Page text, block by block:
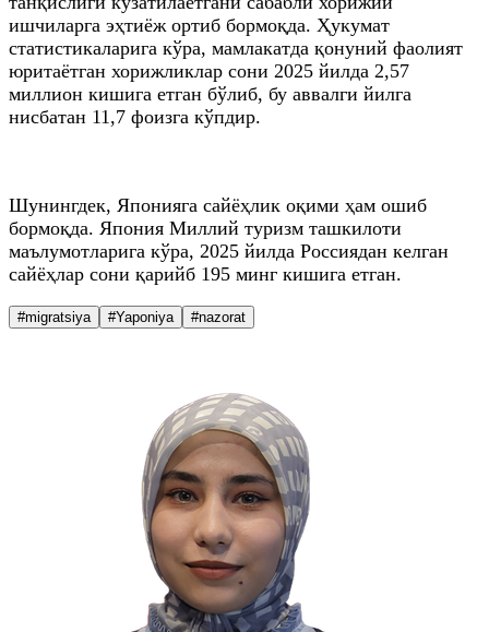
ишчиларга эҳтиёж ортиб бормоқда. Ҳукумат
статистикаларига кўра, мамлакатда қонуний фаолият
юритаётган хорижликлар сони 2025 йилда 2,57
миллион кишига етган бўлиб, бу аввалги йилга
нисбатан 11,7 фоизга кўпдир.
Шунингдек, Японияга сайёҳлик оқими ҳам ошиб
бормоқда. Япония Миллий туризм ташкилоти
маълумотларига кўра, 2025 йилда Россиядан келган
сайёҳлар сони қарийб 195 минг кишига етган.
#migratsiya #Yaponiya #nazorat